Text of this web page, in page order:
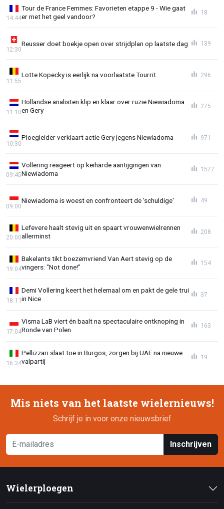
Tour de France Femmes: Favorieten etappe 9 - Wie gaat
er met het geel vandoor?
14:44
18
Reusser doet boekje open over strijdplan op laatste dag
12:30
139
Lotte Kopecky is eerlijk na voorlaatste Tourrit
11:55
296
Hollandse analisten klip en klaar over ruzie Niewiadoma
en Gery
11:10
275
Ploegleider verklaart actie Gery jegens Niewiadoma
10:30
971
Vollering reageert op keiharde aantijgingen van
Niewiadoma
09:45
1577
Niewiadoma is woest en confronteert de 'schuldige'
09:00
49
Lefevere haalt stevig uit en spaart vrouwenwielrennen
allerminst
20:00
208
Bakelants tikt boezemvriend Van Aert stevig op de
vingers: "Not done!"
19:04
154
Demi Vollering keert het helemaal om en pakt de gele trui
in Nice
18:11
37
Visma LaB viert én baalt na spectaculaire ontknoping in
Ronde van Polen
17:04
163
Pellizzari slaat toe in Burgos, zorgen bij UAE na nieuwe
valpartij
16:34
19
Mis niets van het laatste wielernieuws!
Schrijf je in voor onze nieuwsbrief
Inschrijven
Wielerploegen